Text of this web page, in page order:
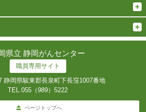
県立 静岡がんセンター
職員専用サイト
静岡県駿東郡長泉町下長窪1007番地
TEL.055（989）5222
ページトップへ